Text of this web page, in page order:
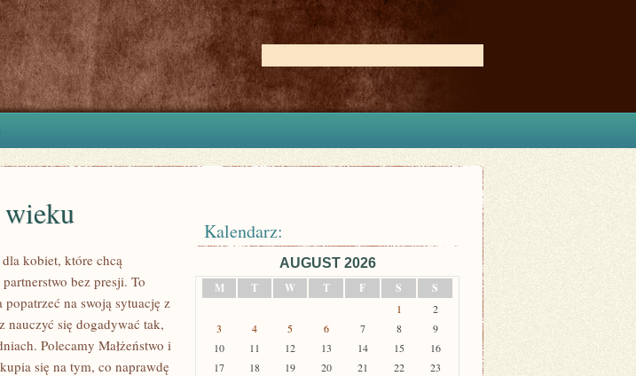
kobiet, które chcą
bez presji. To
popatrzeć na swoją sytuację z
nauczyć się dogadywać tak,
Polecamy Małżeństwo i
się na tym, co naprawdę
Kalendarz:
AUGUST 2026
M
T W T F S S
1
2
3
4 5 6 7 8
9
10
11 12 13 14 15
16
17
18 19 20 21 22
23